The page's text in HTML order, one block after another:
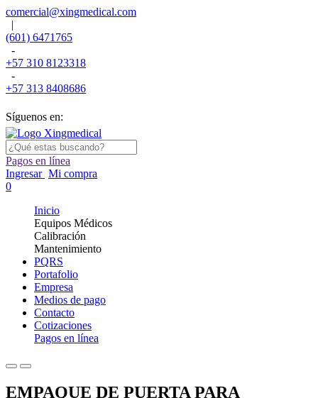
comercial@xingmedical.com
|
(601) 6471765
-
+57 310 8123318
-
+57 313 8408686
Síguenos en:
Pagos en línea
Ingresar Mi compra
0
Inicio
Equipos Médicos
Calibración
Mantenimiento
PQRS
Portafolio
Empresa
Medios de pago
Contacto
Cotizaciones
Pagos en línea
EMPAQUE DE PUERTA PARA